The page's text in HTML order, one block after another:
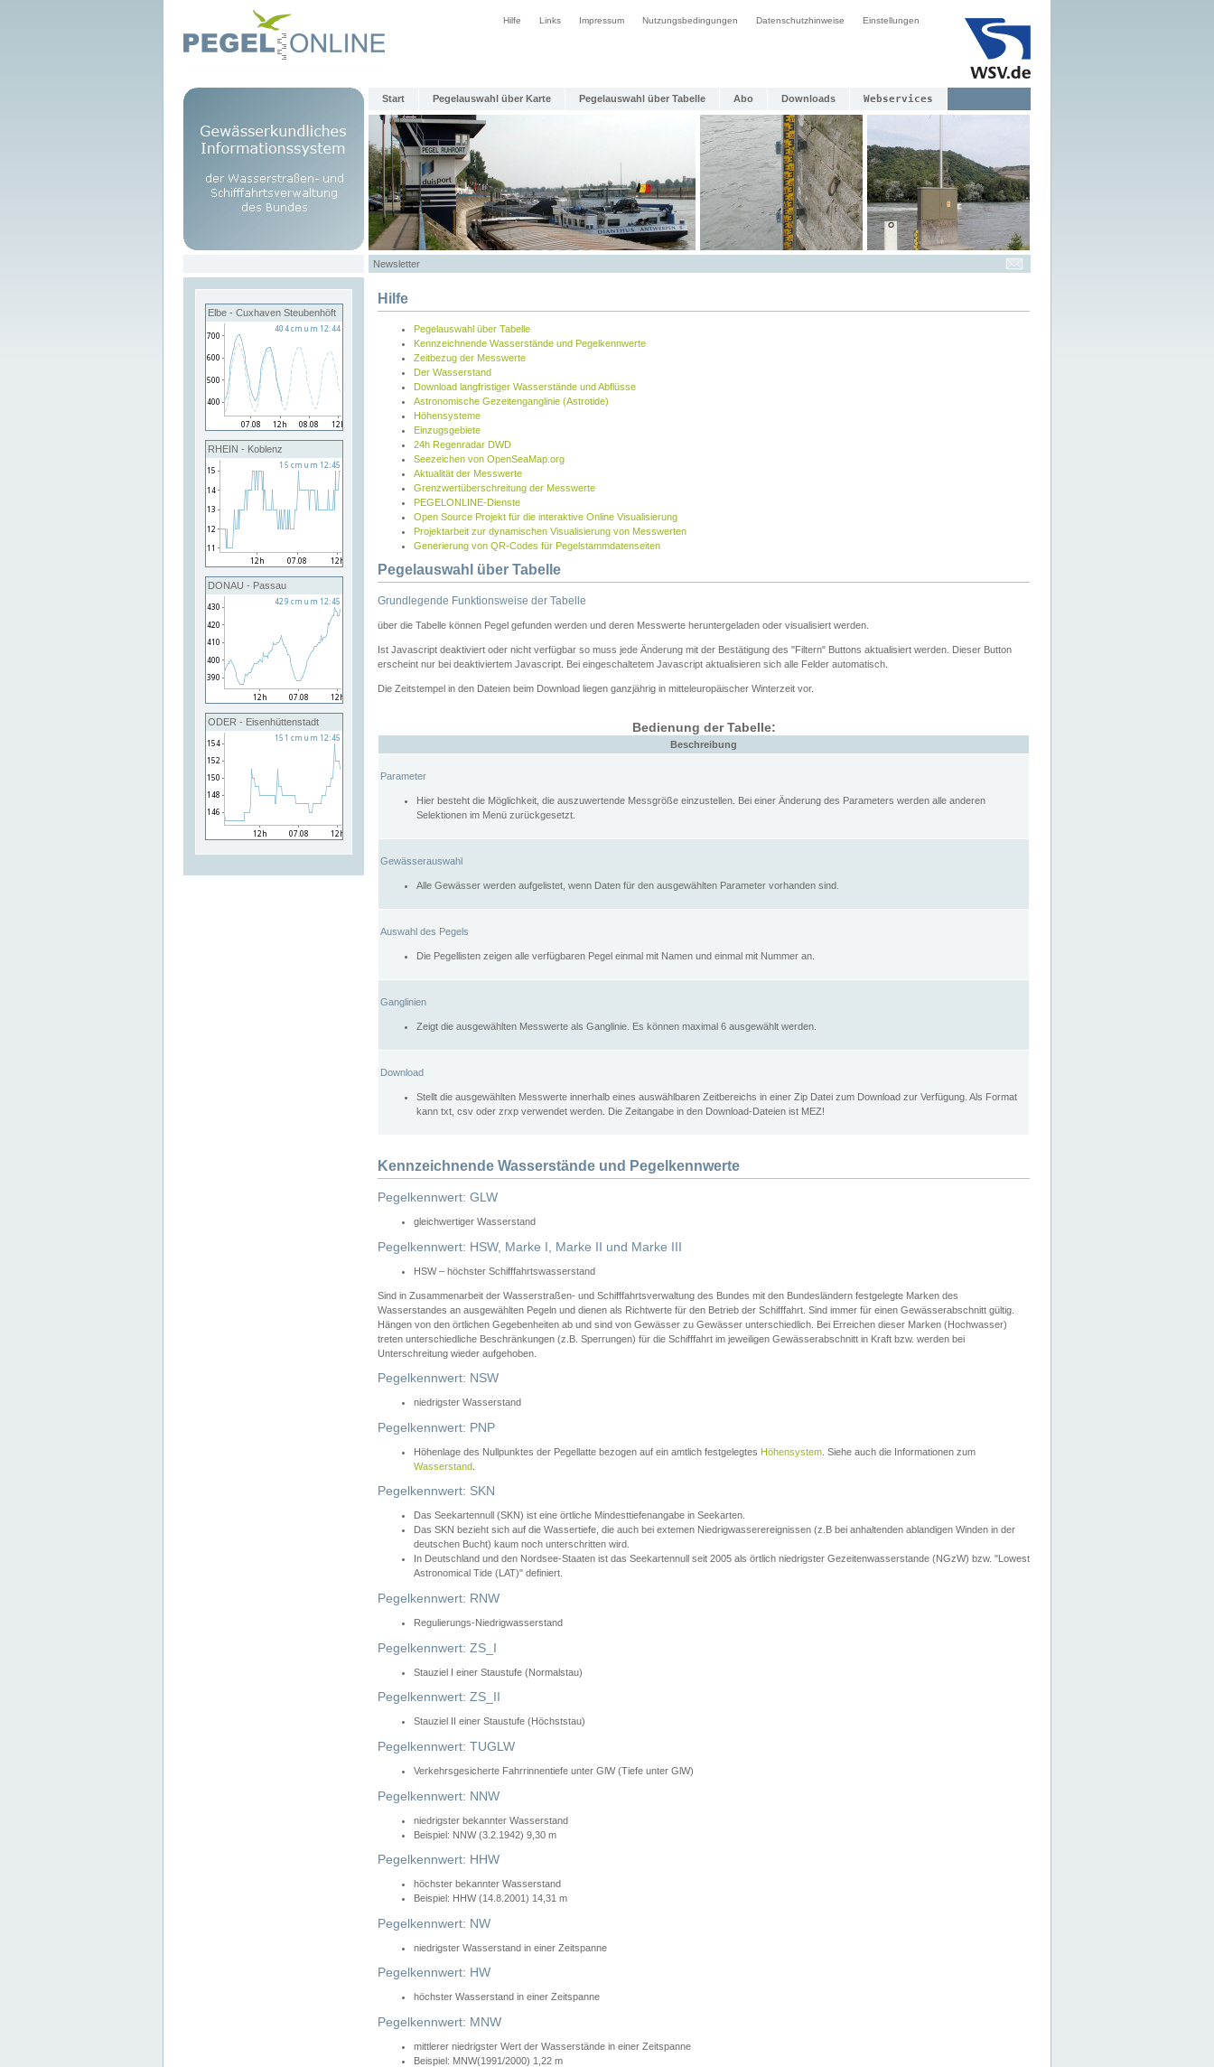
Hilfe Links Impressum Nutzungsbedingungen Datenschutzhinweise Einstellungen
Start Pegelauswahl über Karte Pegelauswahl über Tabelle Abo Downloads Webservices
Newsletter
Elbe - Cuxhaven Steubenhöft
RHEIN - Koblenz
DONAU - Passau
ODER - Eisenhüttenstadt
Hilfe
Pegelauswahl über Tabelle
Kennzeichnende Wasserstände und Pegelkennwerte
Zeitbezug der Messwerte
Der Wasserstand
Download langfristiger Wasserstände und Abflüsse
Astronomische Gezeitenganglinie (Astrotide)
Höhensysteme
Einzugsgebiete
24h Regenradar DWD
Seezeichen von OpenSeaMap.org
Aktualität der Messwerte
Grenzwertüberschreitung der Messwerte
PEGELONLINE-Dienste
Open Source Projekt für die interaktive Online Visualisierung
Projektarbeit zur dynamischen Visualisierung von Messwerten
Generierung von QR-Codes für Pegelstammdatenseiten
Pegelauswahl über Tabelle
Grundlegende Funktionsweise der Tabelle
über die Tabelle können Pegel gefunden werden und deren Messwerte heruntergeladen oder visualisiert werden.
Ist Javascript deaktiviert oder nicht verfügbar so muss jede Änderung mit der Bestätigung des "Filtern" Buttons aktualisiert werden. Dieser Button
erscheint nur bei deaktiviertem Javascript. Bei eingeschaltetem Javascript aktualisieren sich alle Felder automatisch.
Die Zeitstempel in den Dateien beim Download liegen ganzjährig in mitteleuropäischer Winterzeit vor.
Bedienung der Tabelle:
Beschreibung
Parameter
Hier besteht die Möglichkeit, die auszuwertende Messgröße einzustellen. Bei einer Änderung des Parameters werden alle anderen
Selektionen im Menü zurückgesetzt.
Gewässerauswahl
Alle Gewässer werden aufgelistet, wenn Daten für den ausgewählten Parameter vorhanden sind.
Auswahl des Pegels
Die Pegellisten zeigen alle verfügbaren Pegel einmal mit Namen und einmal mit Nummer an.
Ganglinien
Zeigt die ausgewählten Messwerte als Ganglinie. Es können maximal 6 ausgewählt werden.
Download
Stellt die ausgewählten Messwerte innerhalb eines auswählbaren Zeitbereichs in einer Zip Datei zum Download zur Verfügung. Als Format
kann txt, csv oder zrxp verwendet werden. Die Zeitangabe in den Download-Dateien ist MEZ!
Kennzeichnende Wasserstände und Pegelkennwerte
Pegelkennwert: GLW
gleichwertiger Wasserstand
Pegelkennwert: HSW, Marke I, Marke II und Marke III
HSW – höchster Schifffahrtswasserstand
Sind in Zusammenarbeit der Wasserstraßen- und Schifffahrtsverwaltung des Bundes mit den Bundesländern festgelegte Marken des
Wasserstandes an ausgewählten Pegeln und dienen als Richtwerte für den Betrieb der Schifffahrt. Sind immer für einen Gewässerabschnitt gültig.
Hängen von den örtlichen Gegebenheiten ab und sind von Gewässer zu Gewässer unterschiedlich. Bei Erreichen dieser Marken (Hochwasser)
treten unterschiedliche Beschränkungen (z.B. Sperrungen) für die Schifffahrt im jeweiligen Gewässerabschnitt in Kraft bzw. werden bei
Unterschreitung wieder aufgehoben.
Pegelkennwert: NSW
niedrigster Wasserstand
Pegelkennwert: PNP
Höhenlage des Nullpunktes der Pegellatte bezogen auf ein amtlich festgelegtes Höhensystem . Siehe auch die Informationen zum
Wasserstand
Pegelkennwert: SKN
Das Seekartennull (SKN) ist eine örtliche Mindesttiefenangabe in Seekarten.
Das SKN bezieht sich auf die Wassertiefe, die auch bei extemen Niedrigwasserereignissen (z.B bei anhaltenden ablandigen Winden in der
deutschen Bucht) kaum noch unterschritten wird.
In Deutschland und den Nordsee-Staaten ist das Seekartennull seit 2005 als örtlich niedrigster Gezeitenwasserstande (NGzW) bzw. "Lowest
Astronomical Tide (LAT)" definiert.
Pegelkennwert: RNW
Regulierungs-Niedrigwasserstand
Pegelkennwert: ZS_I
Stauziel I einer Staustufe (Normalstau)
Pegelkennwert: ZS_II
Stauziel II einer Staustufe (Höchststau)
Pegelkennwert: TUGLW
Verkehrsgesicherte Fahrrinnentiefe unter GlW (Tiefe unter GlW)
Pegelkennwert: NNW
niedrigster bekannter Wasserstand
Beispiel: NNW (3.2.1942) 9,30 m
Pegelkennwert: HHW
höchster bekannter Wasserstand
Beispiel: HHW (14.8.2001) 14,31 m
Pegelkennwert: NW
niedrigster Wasserstand in einer Zeitspanne
Pegelkennwert: HW
höchster Wasserstand in einer Zeitspanne
Pegelkennwert: MNW
mittlerer niedrigster Wert der Wasserstände in einer Zeitspanne
Beispiel: MNW(1991/2000) 1,22 m